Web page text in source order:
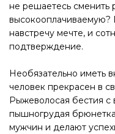
не решаетесь сменить
высокооплачиваемую?
навстречу мечте, и
подтверждение.
Необязательно иметь
человек прекрасен в
Рыжеволосая бестия с
пышногрудая
мужчин и делают